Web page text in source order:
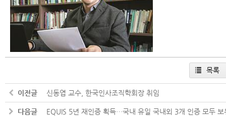
목록
이전글 신동엽 교수, 한국인사조직학회장 취임
다음글 EQUIS 5년 재인증 획득…국내 유일 국내외 3개 인증 모두 보